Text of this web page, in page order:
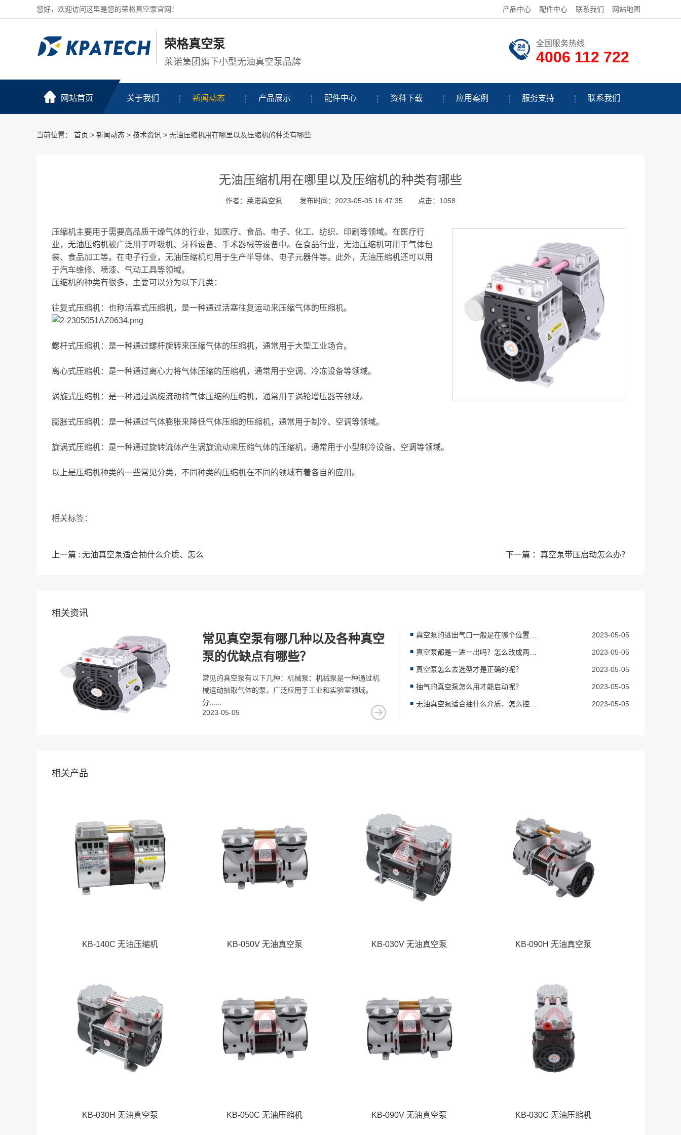
您好，欢迎访问这里是您的荣格真空泵官网！ 产品中心 配件中心 联系我们 网站地图
荣格真空泵
莱诺集团旗下小型无油真空泵品牌
全国服务热线
4006 112 722
网站首页 关于我们 新闻动态 产品展示 配件中心 资料下载 应用案例 服务支持 联系我们
当前位置： 首页 > 新闻动态 > 技术资讯 > 无油压缩机用在哪里以及压缩机的种类有哪些
无油压缩机用在哪里以及压缩机的种类有哪些
作者：莱诺真空泵 发布时间：2023-05-05 16:47:35 点击： 1058
压缩机主要用于需要高品质干燥气体的行业，如医疗、食品、电子、化工、纺织、印刷等领域。在医疗行
业， 无油压缩机被广泛用于呼吸机、牙科设备、手术器械等设备中。在食品行业，无油压缩机可用于气体包
装、食品加工等。在电子行业，无油压缩机可用于生产半导体、电子元器件等。此外，无油压缩机还可以用
于汽车维修、喷漆、气动工具等领域。
压缩机的种类有很多，主要可以分为以下几类：
往复式压缩机：也称活塞式压缩机，是一种通过活塞往复运动来压缩气体的压缩机。
螺杆式压缩机：是一种通过螺杆旋转来压缩气体的压缩机，通常用于大型工业场合。
离心式压缩机：是一种通过离心力将气体压缩的压缩机，通常用于空调、冷冻设备等领域。
涡旋式压缩机：是一种通过涡旋流动将气体压缩的压缩机，通常用于涡轮增压器等领域。
膨胀式压缩机：是一种通过气体膨胀来降低气体压缩的压缩机，通常用于制冷、空调等领域。
旋涡式压缩机：是一种通过旋转流体产生涡旋流动来压缩气体的压缩机，通常用于小型制冷设备、空调等领域。
以上是压缩机种类的一些常见分类，不同种类的压缩机在不同的领域有着各自的应用。
相关标签：
上一篇 : 无油真空泵适合抽什么介质、怎么 下一篇 ：真空泵带压启动怎么办？
相关资讯
常见真空泵有哪几种以及各种真空
泵的优缺点有哪些？
常见的真空泵有以下几种：机械泵：机械泵是一种通过机
械运动抽取气体的泵，广泛应用于工业和实验室领域。
分......
2023-05-05
2023-05-05
真空泵都是一进一出吗？怎么改成两进两出 2023-05-05
真空泵怎么去选型才是正确的呢？ 2023-05-05
抽气的真空泵怎么用才能启动呢？ 2023-05-05
无油真空泵适合抽什么介质、怎么控制启停、有水怎么办 2023-05-05
相关产品
KB-140C 无油压缩机 KB-050V 无油真空泵 KB-030V 无油真空泵 KB-090H 无油真空泵
KB-030H 无油真空泵 KB-050C 无油压缩机 KB-090V 无油真空泵 KB-030C 无油压缩机